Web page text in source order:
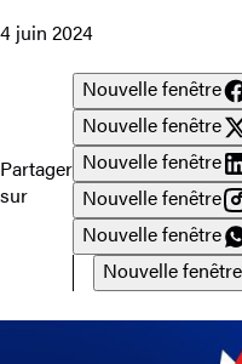
4 juin 2024
Partager
sur
Nouvelle fenêtre
Nouvelle fenêtre
Nouvelle fenêtre
Nouvelle fenêtre
Nouvelle fenêtre
Nouvelle fenêtre